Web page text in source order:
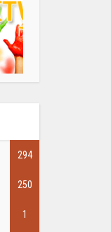
294
250
1